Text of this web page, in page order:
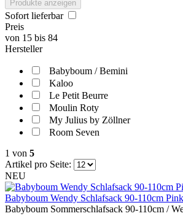
Produkte anzeigen
Sofort lieferbar
Preis
von 15 bis 84
Hersteller
Babyboum / Bemini
Kaloo
Le Petit Beurre
Moulin Roty
My Julius by Zöllner
Room Seven
1 von 5
Artikel pro Seite:
NEU
Babyboum Wendy Schlafsack 90-110cm Pink
Babyboum Sommerschlafsack 90-110cm /